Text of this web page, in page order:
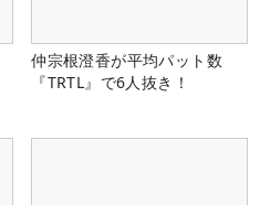
仲宗根澄香が平均パット数
『TRTL』で6人抜き！